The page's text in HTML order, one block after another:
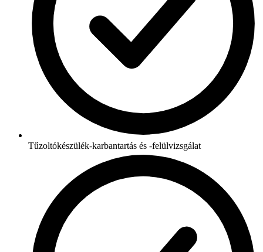
Tűzoltókészülék-karbantartás és -felülvizsgálat